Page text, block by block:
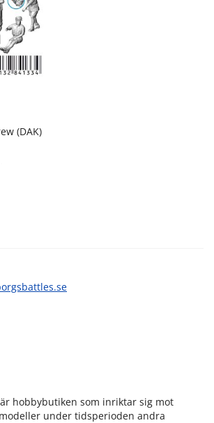
(DAK)
hobbybutiken som inriktar sig mot
under tidsperioden andra